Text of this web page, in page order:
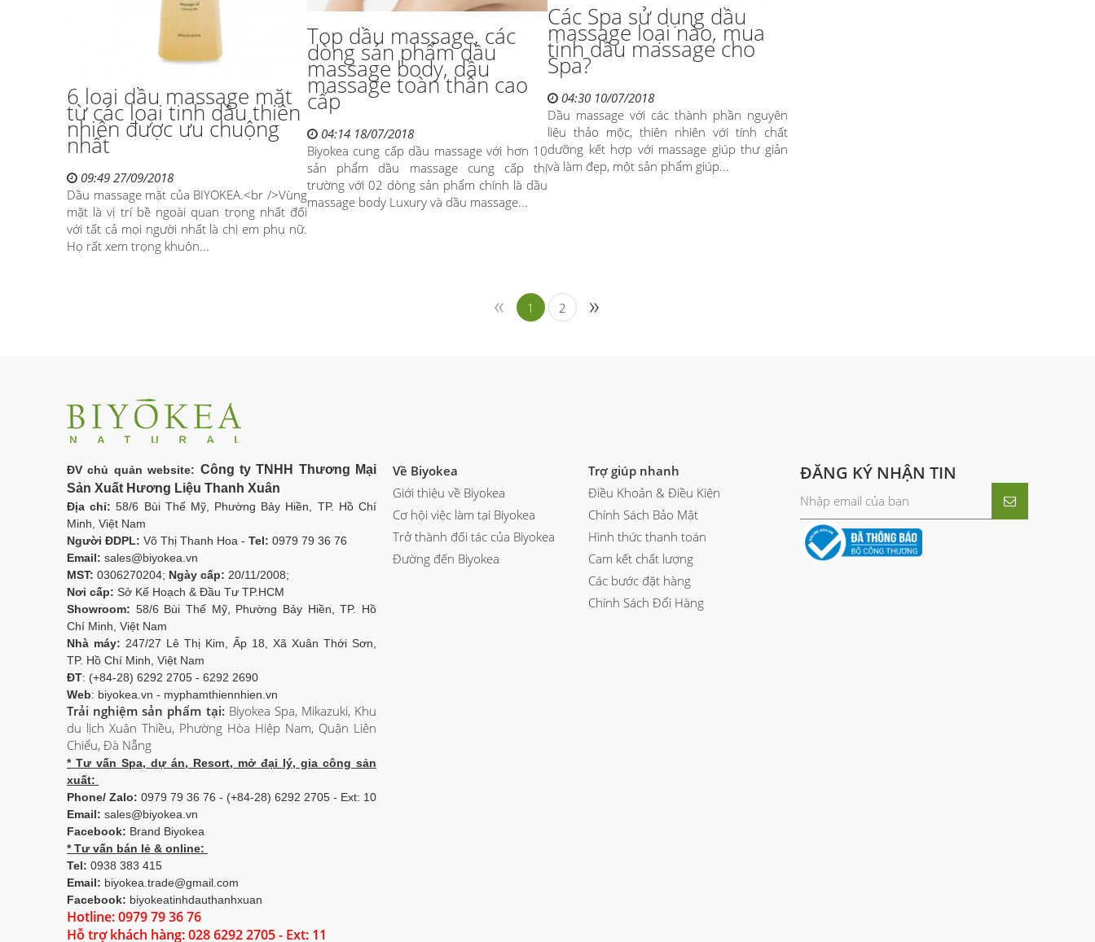
6 loại dầu massage mặt
từ các loại tinh dầu thiên
nhiên được ưu chuộng
nhất
09:49 27/09/2018
Dầu massage mặt của BIYOKEA.<br />Vùng
mặt là vị trí bề ngoài quan trọng nhất đối
với tất cả mọi người nhất là chị em phụ nữ.
Họ rất xem trọng khuôn...
Top dầu massage, các
dòng sản phẩm dầu
massage body, dầu
massage toàn thân cao
cấp
04:14 18/07/2018
Biyokea cung cấp dầu massage với hơn 10
sản phẩm dầu massage cung cấp thị
trường với 02 dòng sản phẩm chính là dầu
massage body Luxury và dầu massage...
Các Spa sử dụng dầu
massage loại nào, mua
tinh dầu massage cho
Spa?
04:30 10/07/2018
Dầu massage với các thành phần nguyên
liệu thảo mộc, thiên nhiên với tính chất
dưỡng kết hợp với massage giúp thư giản
và làm đẹp, một sản phẩm giúp...
« 1 2 »
ĐV chủ quản website: Công ty TNHH Thương Mại
Sản Xuất Hương Liệu Thanh Xuân
Địa chỉ:58/6 Bùi Thế Mỹ, Phường Bảy Hiền, TP. Hồ Chí
Minh, Việt Nam
Người ĐDPL: Võ Thị Thanh Hoa - Tel: 0979 79 36 76
Email: sales@biyokea.vn
MST: 0306270204; Ngày cấp: 20/11/2008;
Nơi cấp: Sở Kế Hoạch & Đầu Tư TP.HCM
Showroom: 58/6 Bùi Thế Mỹ, Phường Bảy Hiền, TP. Hồ
Chí Minh, Việt Nam
Nhà máy: 247/27 Lê Thị Kim, Ấp 18, Xã Xuân Thới Sơn,
TP. Hồ Chí Minh, Việt Nam
ĐT: (+84-28) 6292 2705 - 6292 2690
Web: biyokea.vn - myphamthiennhien.vn
Trải nghiệm sản phẩm tại: Biyokea Spa, Mikazuki, Khu
du lịch Xuân Thiều, Phường Hòa Hiệp Nam, Quận Liên
Chiểu, Đà Nẵng
* Tư vấn Spa, dự án, Resort, mở đại lý, gia công sản
xuất:
Phone/ Zalo: 0979 79 36 76 - (+84-28) 6292 2705 - Ext: 10
Email: sales@biyokea.vn
Facebook: Brand Biyokea
* Tư vấn bán lẻ & online:
Tel: 0938 383 415
Email: biyokea.trade@gmail.com
Facebook: biyokeatinhdauthanhxuan
Hotline: 0979 79 36 76
Hỗ trợ khách hàng: 028 6292 2705 - Ext: 11
Về Biyokea
Giới thiệu về Biyokea
Cơ hội việc làm tại Biyokea
Trở thành đối tác của Biyokea
Đường đến Biyokea
Trợ giúp nhanh
Điều Khoản & Điều Kiện
Chính Sách Bảo Mật
Hình thức thanh toán
Cam kết chất lượng
Các bước đặt hàng
Chính Sách Đổi Hàng
ĐĂNG KÝ NHẬN TIN